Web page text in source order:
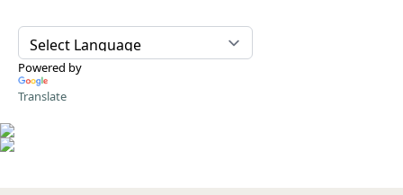
Powered by
Translate